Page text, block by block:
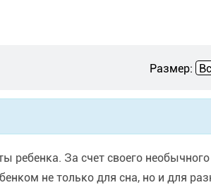
Размер:
За счет своего
не только для сна, но и для